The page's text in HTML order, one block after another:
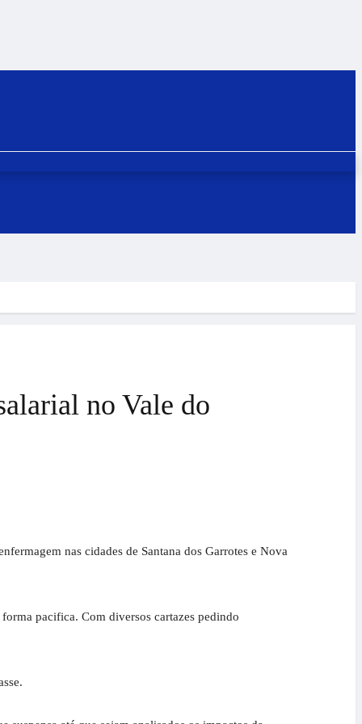
no Vale do
nas cidades de Santana dos Garrotes e Nova
pacifica. Com diversos cartazes pedindo